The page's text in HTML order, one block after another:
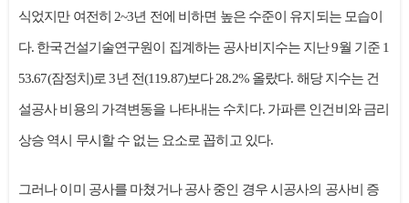
식었지만 여전히 2~3년 전에 비하면 높은 수준이 유지되는 모습이
다. 한국건설기술연구원이 집계하는 공사비지수는 지난 9월 기준 1
53.67(잠정치)로 3년 전(119.87)보다 28.2% 올랐다. 해당 지수는 건
설공사 비용의 가격변동을 나타내는 수치다. 가파른 인건비와 금리
상승 역시 무시할 수 없는 요소로 꼽히고 있다.
그러나 이미 공사를 마쳤거나 공사 중인 경우 시공사의 공사비 증